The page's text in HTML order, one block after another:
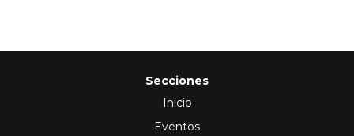
Secciones
Inicio
Eventos